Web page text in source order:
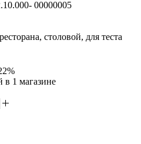
00000005
столовой, для теста
в 1 магазине